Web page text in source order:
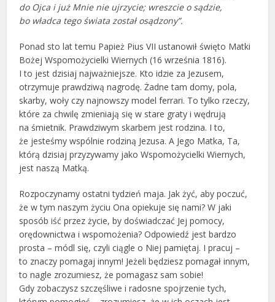
do Ojca i już Mnie nie ujrzycie; wreszcie o sądzie,
bo władca tego świata został osądzony”.
Ponad sto lat temu Papież Pius VII ustanowił święto Matki
Bożej Wspomożycielki Wiernych (16 września 1816).
I to jest dzisiaj najważniejsze. Kto idzie za Jezusem,
otrzymuje prawdziwą nagrodę. Żadne tam domy, pola,
skarby, woły czy najnowszy model ferrari. To tylko rzeczy,
które za chwilę zmieniają się w stare graty i wędrują
na śmietnik. Prawdziwym skarbem jest rodzina. I to,
że jesteśmy wspólnie rodziną Jezusa. A Jego Matka, Ta,
którą dzisiaj przyzywamy jako Wspomożycielki Wiernych,
jest naszą Matką.
Rozpoczynamy ostatni tydzień maja. Jak żyć, aby poczuć,
że w tym naszym życiu Ona opiekuje się nami? W jaki
sposób iść przez życie, by doświadczać Jej pomocy,
orędownictwa i wspomożenia? Odpowiedź jest bardzo
prosta – módl się, czyli ciągle o Niej pamiętaj. I pracuj –
to znaczy pomagaj innym! Jeżeli będziesz pomagał innym,
to nagle zrozumiesz, że pomagasz sam sobie!
Gdy zobaczysz szczęśliwe i radosne spojrzenie tych,